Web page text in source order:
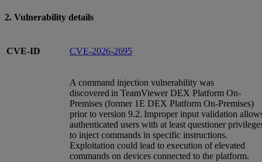
2. Vulnerability details
CVE-ID CVE-2026-2695
A command injection vulnerability was
discovered in TeamViewer DEX Platform On-
Premises (former 1E DEX Platform On-Premises)
prior to version 9.2. Improper input validation
authenticated users with at least questioner
to inject commands in specific instructions.
Exploitation could lead to execution of elevated
commands on devices connected to the platform.